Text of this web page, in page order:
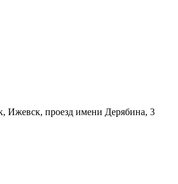
Ижевск, проезд имени Дерябина, 3